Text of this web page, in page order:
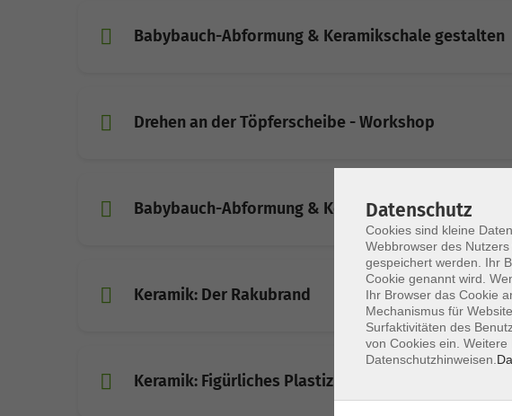
Babybauch-Abformung & Keramikschale gestalten
Drehen an der Töpferscheibe - Workshop
Babybauch-Abformung & Keramikschale gestalten
Keramik: Der Rakubrand
Keramik: Figürliches Plastizieren - Einführung in die
Datenschutz
Cookies sind kleine
Webbrowser des
gespeichert werden. Ihr
Cookie genannt wird.
Ihr Browser das Cookie
Mechanismus für
Surfaktivitäten des
von Cookies ein.
Datenschutzhinweisen.